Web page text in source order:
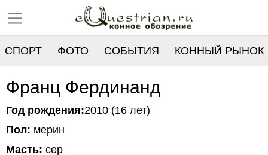
СПОРТ ФОТО СОБЫТИЯ КОННЫЙ РЫНОК
РЕЕСТР
Франц Фердинанд
Год рождения:2010 (16 лет)
Пол: мерин
Масть: сер